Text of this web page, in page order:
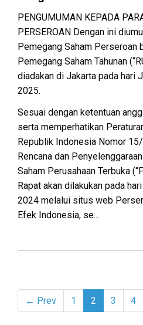
PENGUMUMAN KEPADA
PERSEROAN Dengan ini
Pemegang Saham Perseroan
Pemegang Saham Tahunan
diadakan di Jakarta pada hari
2025.
Sesuai dengan ketentuan
serta memperhatikan
Republik Indonesia Nomor
Rencana dan
Saham Perusahaan Terbuka
Rapat akan dilakukan pada
2024 melalui situs web
Efek Indonesia, se...
← Prev 1 2 3 4